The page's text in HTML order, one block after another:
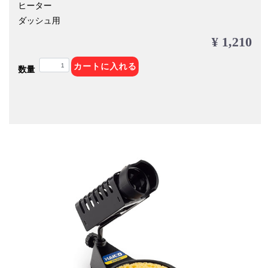
ヒーター
ダッシュ用
¥ 1,210
数量 カートに入れる